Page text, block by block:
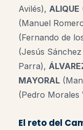
Avilés), ALIQUE
(Manuel
(Fernando de
(Jesús
Parra),
MAYORAL
(Pedro Morales
El reto del